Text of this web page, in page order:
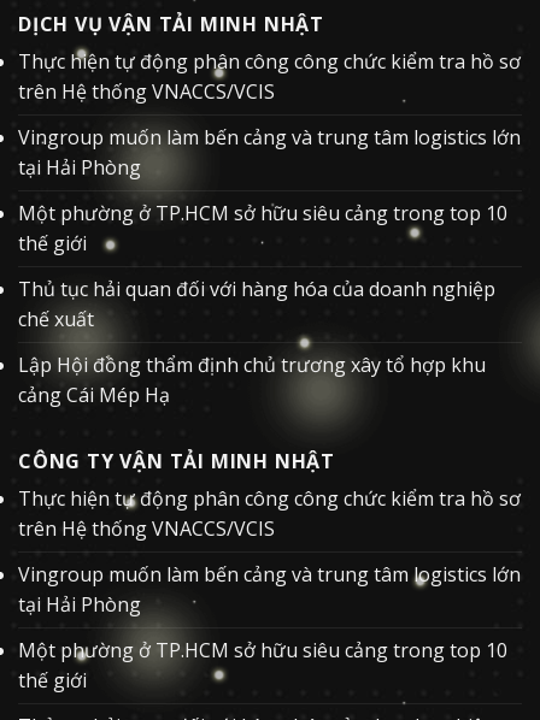
DỊCH VỤ VẬN TẢI MINH NHẬT
Thực hiện tự động phân công công chức kiểm tra hồ sơ
trên Hệ thống VNACCS/VCIS
Vingroup muốn làm bến cảng và trung tâm logistics lớn
tại Hải Phòng
Một phường ở TP.HCM sở hữu siêu cảng trong top 10
thế giới
Thủ tục hải quan đối với hàng hóa của doanh nghiệp
chế xuất
Lập Hội đồng thẩm định chủ trương xây tổ hợp khu
cảng Cái Mép Hạ
CÔNG TY VẬN TẢI MINH NHẬT
Thực hiện tự động phân công công chức kiểm tra hồ sơ
trên Hệ thống VNACCS/VCIS
Vingroup muốn làm bến cảng và trung tâm logistics lớn
tại Hải Phòng
Một phường ở TP.HCM sở hữu siêu cảng trong top 10
thế giới